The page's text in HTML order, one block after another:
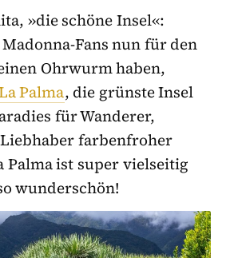
»die schöne Insel«:
Fans nun für den
Ohrwurm haben,
Palma, die grünste Insel
für Wanderer,
farbenfroher
Palma ist super vielseitig
wunderschön!